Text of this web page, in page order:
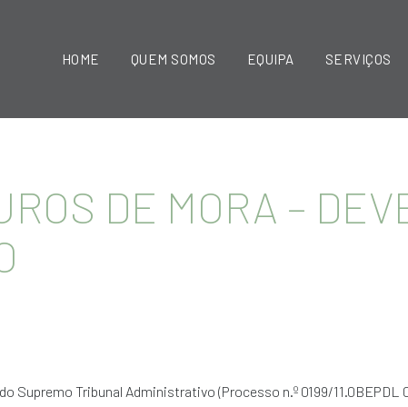
HOME QUEM SOMOS EQUIPA SERVIÇOS
DE MORA –
Supremo Tribunal Administrativo (Processo n.º 0199/11.0BEPDL